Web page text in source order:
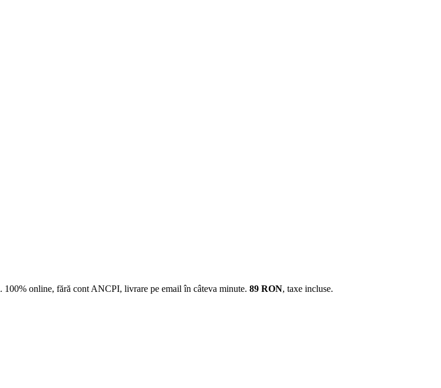
. 100% online, fără cont ANCPI, livrare pe email în câteva minute. 89 RON, taxe incluse.